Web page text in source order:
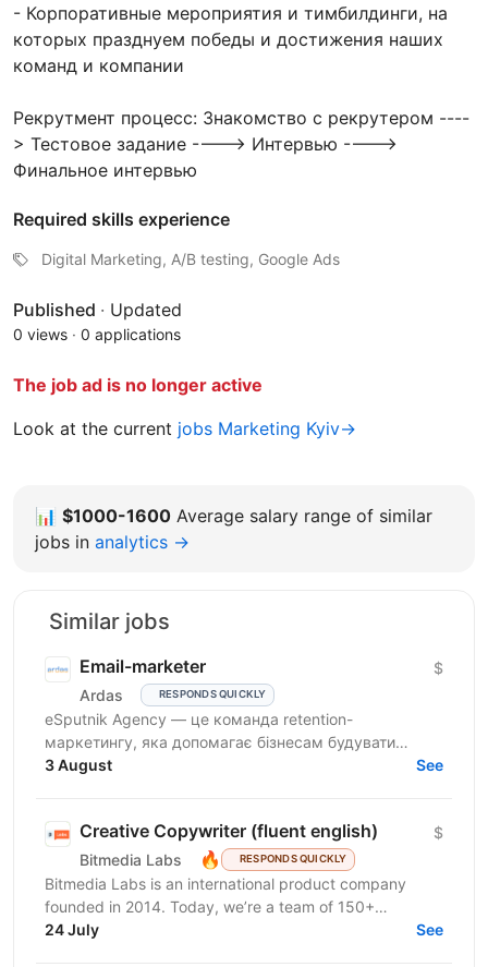
- Корпоративные мероприятия и тимбилдинги, на
которых празднуем победы и достижения наших
команд и компании
Рекрутмент процесс: Знакомство с рекрутером ----
> Тестовое задание ----> Интервью ---->
Финальное интервью
Required skills experience
Digital Marketing, A/B testing, Google Ads
Published · Updated
0 views · 0 applications
The job ad is no longer active
Look at the current jobs Marketing Kyiv→
📊 $1000-1600 Average salary range of similar
jobs in analytics →
Similar jobs
Email-marketer
Ardas RESPONDS QUICKLY
$
eSputnik Agency — це команда retention-
маркетингу, яка допомагає бізнесам будувати
ефективні комунікації з клієнтами за допомогою
3 August See
Creative Copywriter (fluent english)
Bitmedia Labs 🔥 RESPONDS QUICKLY
$
Bitmedia Labs is an international product company
founded in 2014. Today, we’re a team of 150+
specialists working globally, building products used
24 July See